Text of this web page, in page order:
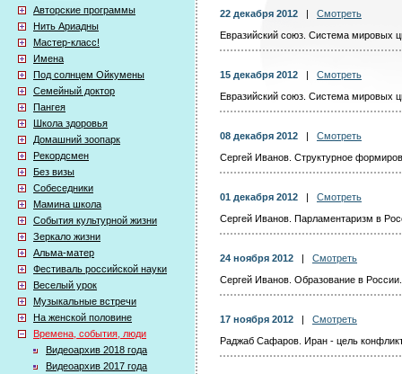
Авторские программы
Нить Ариадны
Мастер-класс!
Имена
Под солнцем Ойкумены
Семейный доктор
Пангея
Школа здоровья
Домашний зоопарк
Рекордсмен
Без визы
Собеседники
Мамина школа
События культурной жизни
Зеркало жизни
Альма-матер
Фестиваль российской науки
Веселый урок
Музыкальные встречи
На женской половине
Времена, события, люди
Видеоархив 2018 года
Видеоархив 2017 года
22 декабря 2012
Смотреть
Евразийский союз. Система мировых
15 декабря 2012
Смотреть
Евразийский союз. Система мировых
08 декабря 2012
Смотреть
Сергей Иванов. Структурное
01 декабря 2012
Смотреть
Сергей Иванов. Парламентаризм в
24 ноября 2012
Смотреть
Сергей Иванов. Образование в
17 ноября 2012
Смотреть
Раджаб Сафаров. Иран - цель